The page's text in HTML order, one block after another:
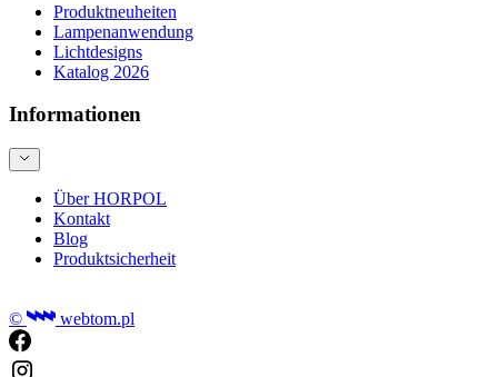
Produktneuheiten
Lampenanwendung
Lichtdesigns
Katalog 2026
Informationen
Über HORPOL
Kontakt
Blog
Produktsicherheit
© webtom.pl